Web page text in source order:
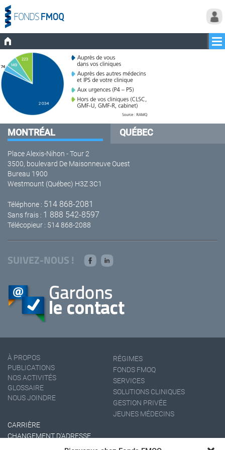
MONTRÉAL QUÉBEC
Place Alexis-Nihon - Tour 2
3500, boulevard De Maisonneuve Ouest
Bureau 1900
Westmount (Québec) H3Z 3C1
Téléphone : 514 868-2081
Sans frais : 1 888 542-8597
Télécopieur : 514 868-2088
SUIVEZ-NOUS !
À PROPOS
PUBLICATIONS
NOS ACTIVITÉS
GLOSSAIRE
NOUS JOINDRE
RÉGIMES
FONDS FMOQ
SERVICES
SOLUTIONS CLINIQUES
GESTION PRIVÉE
JEUNES MÉDECINS
CARRIÈRE
CHANGEMENT D'ADRESSE